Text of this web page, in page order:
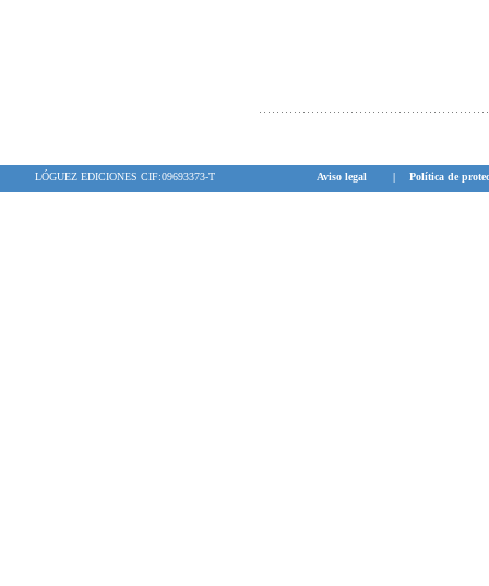
LÓGUEZ EDICIONES CIF:09693373-T Aviso legal | Política de